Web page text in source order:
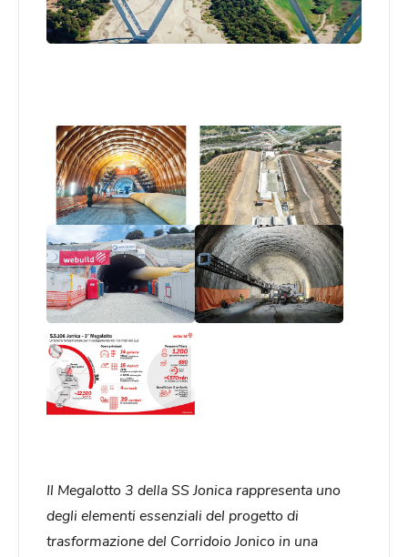
Il Megalotto 3 della SS Jonica rappresenta uno
degli elementi essenziali del progetto di
trasformazione del Corridoio Jonico in una